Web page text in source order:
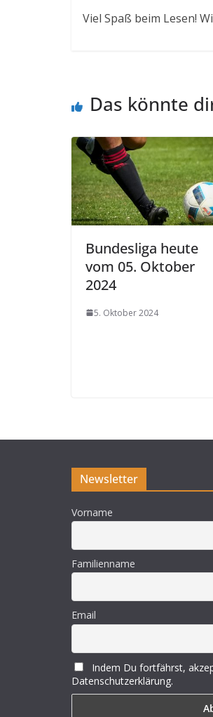
Viel Spaß beim Lesen!
Das könnte
Bundesliga heute
vom 05. Oktober
2024
5. Oktober 2024
Newsletter
Vorname
Familienname
Email
Indem Du fortfährst,
Datenschutzerklärung.